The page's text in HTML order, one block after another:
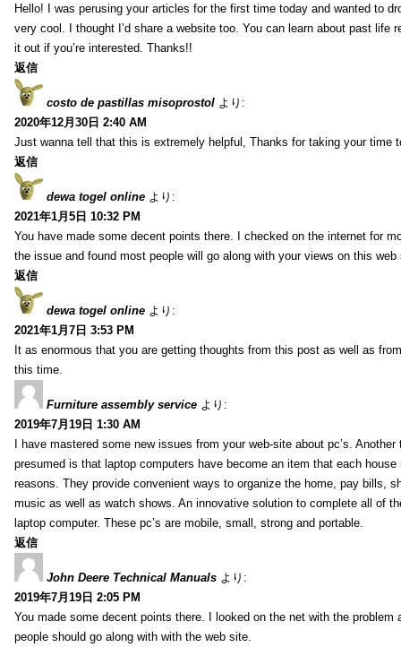
Hello! I was perusing your articles for the first time today and wanted to
very cool. I thought I’d share a website too. You can learn about past life
it out if you’re interested. Thanks!!
返信
costo de pastillas misoprostol より:
2020年12月30日 2:40 AM
Just wanna tell that this is extremely helpful, Thanks for taking your time
返信
dewa togel online より:
2021年1月5日 10:32 PM
You have made some decent points there. I checked on the internet for
the issue and found most people will go along with your views on this web
返信
dewa togel online より:
2021年1月7日 3:53 PM
It as enormous that you are getting thoughts from this post as well as
this time.
Furniture assembly service より:
2019年7月19日 1:30 AM
I have mastered some new issues from your web-site about pc’s. Another
presumed is that laptop computers have become an item that each
reasons. They provide convenient ways to organize the home, pay bills,
music as well as watch shows. An innovative solution to complete all of
laptop computer. These pc’s are mobile, small, strong and portable.
返信
John Deere Technical Manuals より:
2019年7月19日 2:05 PM
You made some decent points there. I looked on the net with the problem
people should go along with with the web site.